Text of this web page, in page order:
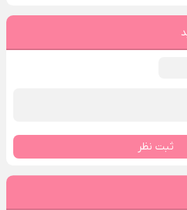
ثبت نظر